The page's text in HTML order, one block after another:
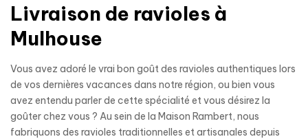
Livraison de ravioles à
Mulhouse
Vous avez adoré le vrai bon goût des ravioles authentiques lors
de vos dernières vacances dans notre région, ou bien vous
avez entendu parler de cette spécialité et vous désirez la
goûter chez vous ? Au sein de la Maison Rambert, nous
fabriquons des ravioles traditionnelles et artisanales depuis